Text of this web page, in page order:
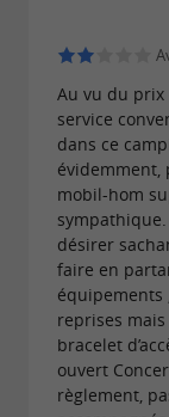
Au vu du prix
service
dans ce
évidemment,
mobil-hom
désirer
faire en
équipements
reprises
bracelet
ouvert
règlement,